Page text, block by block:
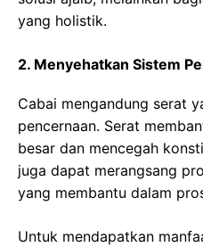
yang holistik.
2. Menyehatkan Sistem
Cabai mengandung serat
pencernaan. Serat
besar dan mencegah
juga dapat merangsang
yang membantu dalam
Untuk mendapatkan